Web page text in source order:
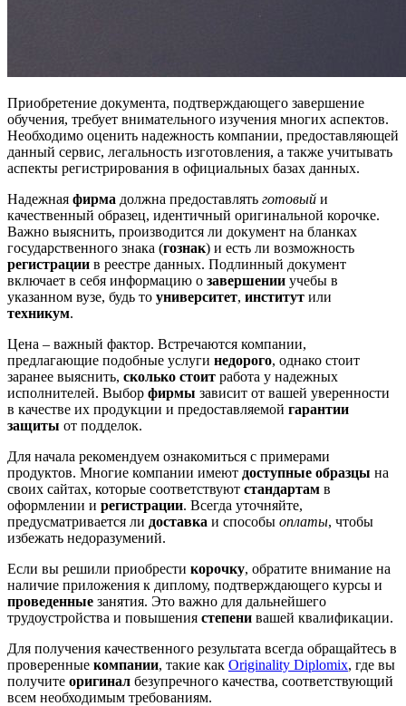
Приобретение документа, подтверждающего завершение
обучения, требует внимательного изучения многих аспектов.
Необходимо оценить надежность компании, предоставляющей
данный сервис, легальность изготовления, а также учитывать
аспекты регистрирования в официальных базах данных.
Надежная фирма должна предоставлять готовый и
качественный образец, идентичный оригинальной корочке.
Важно выяснить, производится ли документ на бланках
государственного знака (гознак) и есть ли возможность
регистрации в реестре данных. Подлинный документ
включает в себя информацию о завершении учебы в
указанном вузе, будь то университет, институт или
техникум.
Цена – важный фактор. Встречаются компании,
предлагающие подобные услуги недорого, однако стоит
заранее выяснить, сколько стоит работа у надежных
исполнителей. Выбор фирмы зависит от вашей уверенности
в качестве их продукции и предоставляемой гарантии
защиты от подделок.
Для начала рекомендуем ознакомиться с примерами
продуктов. Многие компании имеют доступные образцы на
своих сайтах, которые соответствуют стандартам в
оформлении и регистрации. Всегда уточняйте,
предусматривается ли доставка и способы оплаты, чтобы
избежать недоразумений.
Если вы решили приобрести корочку, обратите внимание на
наличие приложения к диплому, подтверждающего курсы и
проведенные занятия. Это важно для дальнейшего
трудоустройства и повышения степени вашей квалификации.
Для получения качественного результата всегда обращайтесь в
проверенные компании, такие как Originality Diplomix, где вы
получите оригинал безупречного качества, соответствующий
всем необходимым требованиям.